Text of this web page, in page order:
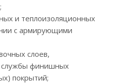
и теплоизоляционных
с армирующими
слоев,
службы финишных
покрытий;